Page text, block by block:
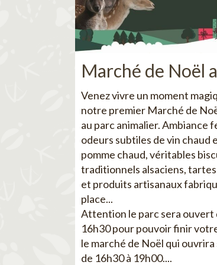
Marché de Noël
Venez vivre un moment
notre premier Marché de
au parc animalier. Ambiance
odeurs subtiles de vin chaud
pomme chaud, véritables
traditionnels alsaciens,
et produits artisanaux
place...
Attention le parc sera ouvert
16h30 pour pouvoir finir
le marché de Noël qui
de 16h30 à 19h00....